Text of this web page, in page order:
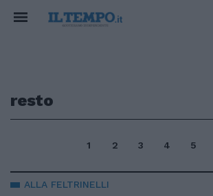
resto
1 2 3 4 5
ALLA FELTRINELLI